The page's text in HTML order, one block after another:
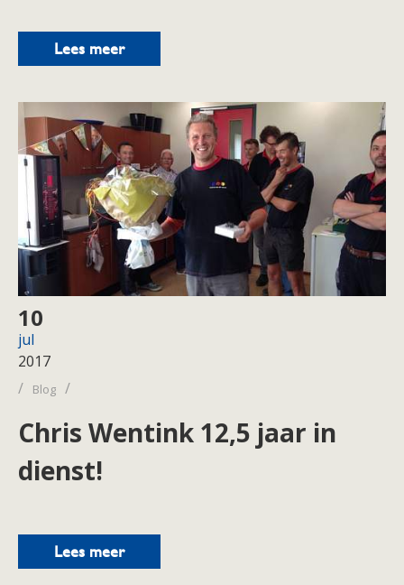
Lees meer
10
jul
2017
/
Blog /
Chris Wentink 12,5 jaar in
dienst!
Lees meer